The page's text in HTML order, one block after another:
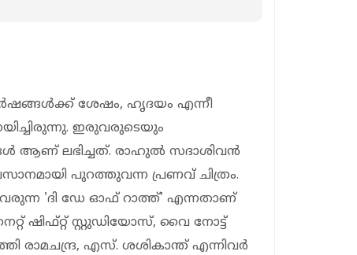
ശേഷം, ഹൃദയം എന്നീ
ഇരുവരുടെയും
ആണ് ലഭിച്ചത്. രാഹുൽ സദാശിവൻ
പുറത്തുവന്ന പ്രണവ് ചിത്രം.
വരുന്ന 'ദി ഡേ ഓഫ് റാത്ത്' എന്നതാണ്
ഷിഫ്റ്റ് സ്റ്റുഡിയോസ്, വൈ നോട്ട്
രാമചന്ദ്ര, എസ്. ശശികാന്ത് എന്നിവർ